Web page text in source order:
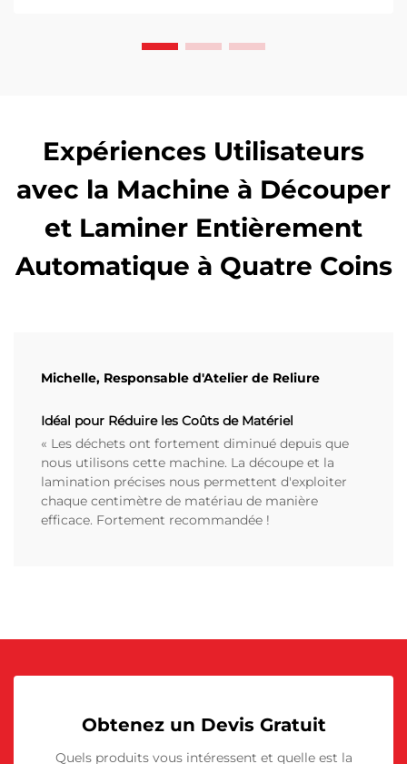
Expériences Utilisateurs
avec la Machine à Découper
et Laminer Entièrement
Automatique à Quatre Coins
Michelle, Responsable d'Atelier de Reliure
Idéal pour Réduire les Coûts de Matériel
« Les déchets ont fortement diminué depuis que
nous utilisons cette machine. La découpe et la
lamination précises nous permettent d'exploiter
chaque centimètre de matériau de manière
efficace. Fortement recommandée !
Obtenez un Devis Gratuit
Quels produits vous intéressent et quelle est la